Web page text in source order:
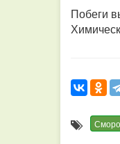
Побеги